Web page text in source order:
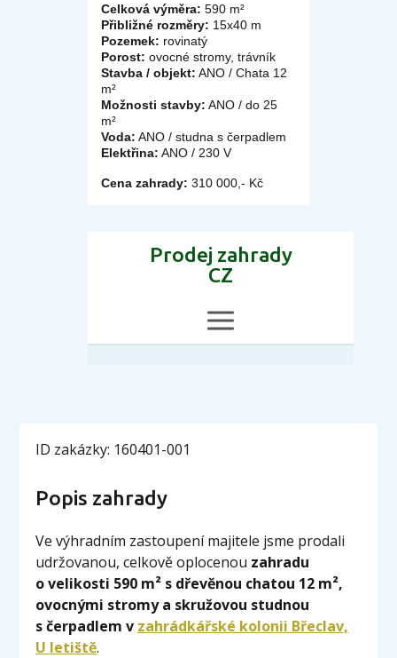
Celková výměra: 590 m²
Přibližné rozměry: 15x40 m
Pozemek: rovinatý
Porost: ovocné stromy, trávník
Stavba / objekt: ANO / Chata 12
m²
Možnosti stavby: ANO / do 25
m²
Voda: ANO / studna s čerpadlem
Elektřina: ANO / 230 V
Cena zahrady: 310 000,- Kč
ID zakázky: 160401-001
Popis zahrady
Ve výhradním zastoupení majitele jsme prodali
udržovanou, celkově oplocenou zahradu
o velikosti 590 m² s dřevěnou chatou 12 m²,
ovocnými stromy a skružovou studnou
s čerpadlem v zahrádkářské kolonii Břeclav,
U letiště.